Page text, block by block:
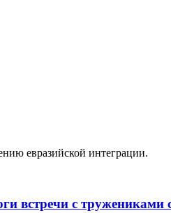
евразийской интеграции.
встречи с тружениками